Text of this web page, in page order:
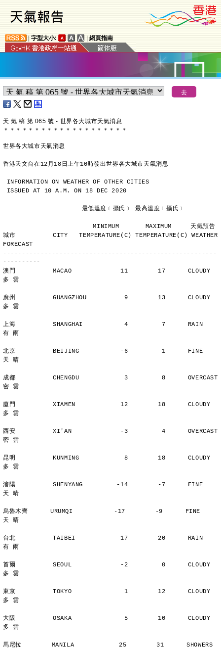
字型大小: 網頁指南
天 氣 稿 第 065 號 - 世界各大城市天氣消息
＊ ＊ ＊ ＊ ＊ ＊ ＊ ＊ ＊ ＊ ＊ ＊ ＊ ＊ ＊ ＊ ＊ ＊ ＊ ＊
世界各大城市天氣消息
香港天文台在12月18日上午10時發出世界各大城市天氣消息
INFORMATION ON WEATHER OF OTHER CITIES
ISSUED AT 10 A.M. ON 18 DEC 2020
                     最低溫度﹝攝氏﹞ 最高溫度﹝攝氏﹞
                        MINIMUM       MAXIMUM     天氣預告
城市          CITY   TEMPERATURE(C) TEMPERATURE(C) WEATHER
FORECAST
---------------------------------------------------------
----------
澳門          MACAO             11        17      CLOUDY
多 雲
廣州          GUANGZHOU          9        13      CLOUDY
多 雲
上海          SHANGHAI           4         7      RAIN
有 雨
北京          BEIJING           -6         1      FINE
天 晴
成都          CHENGDU            3         8      OVERCAST
密 雲
廈門          XIAMEN            12        18      CLOUDY
多 雲
西安          XI'AN             -3         4      OVERCAST
密 雲
昆明          KUNMING            8        18      CLOUDY
多 雲
瀋陽          SHENYANG         -14        -7      FINE
天 晴
烏魯木齊      URUMQI           -17        -9      FINE
天 晴
台北          TAIBEI            17        20      RAIN
有 雨
首爾          SEOUL             -2         0      CLOUDY
多 雲
東京          TOKYO              1        12      CLOUDY
多 雲
大阪          OSAKA              5        10      CLOUDY
多 雲
馬尼拉        MANILA            25        31      SHOWERS